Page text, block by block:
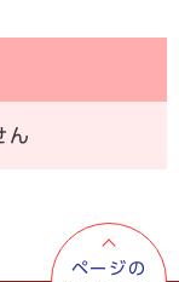
ん
ページの